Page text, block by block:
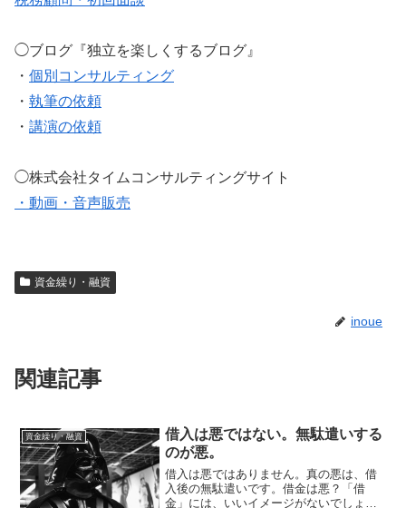
◯ブログ『独立を楽しくするブログ』
・ 個別コンサルティング
・ 執筆の依頼
・ 講演の依頼
◯株式会社タイムコンサルティングサイト
・動画・音声販売
資金繰り・融資
inoue
関連記事
資金繰り・融資
借入は悪ではない。無駄遣いする
のが悪。
借入は悪ではありません。真の悪は、借
入後の無駄遣いです。借金は悪？「借
金」には、いいイメージがないでしょ